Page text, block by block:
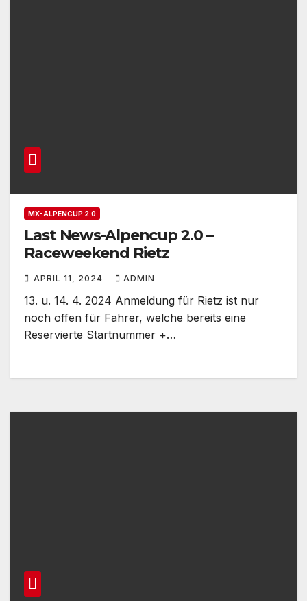
MX-ALPENCUP 2.0
Last News-Alpencup 2.0 –
Raceweekend Rietz
APRIL 11, 2024 ADMIN
13. u. 14. 4. 2024 Anmeldung für Rietz ist nur
noch offen für Fahrer, welche bereits eine
Reservierte Startnummer +…